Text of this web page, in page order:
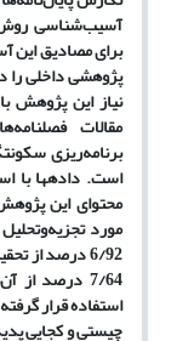
آسیب‌شناسی
برای مصادیق این
پژوهشی داخلی را
نیاز این پژوهش
مقالات
برنامه‌ریزی
است. داده­ها با
محتوای این
مورد
6/92 درصد از
7/64 درصد
استفاده قرار